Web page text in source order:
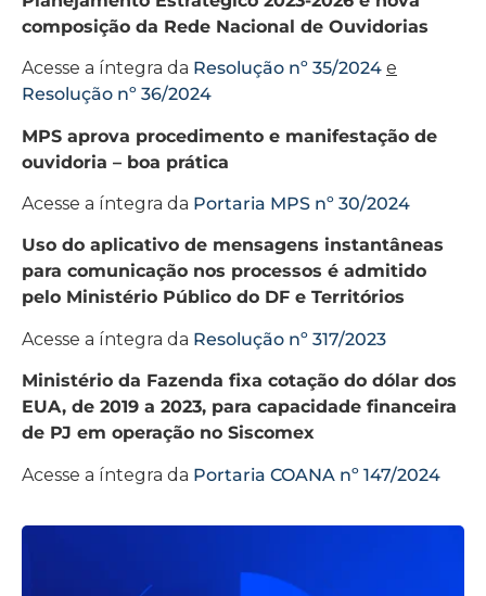
composição da Rede Nacional de Ouvidorias
Acesse a íntegra da Resolução nº 35/2024 e
Resolução nº 36/2024
MPS aprova procedimento e manifestação de
ouvidoria – boa prática
Acesse a íntegra da Portaria MPS nº 30/2024
Uso do aplicativo de mensagens instantâneas
para comunicação nos processos é admitido
pelo Ministério Público do DF e Territórios
Acesse a íntegra da Resolução nº 317/2023
Ministério da Fazenda fixa cotação do dólar dos
EUA, de 2019 a 2023, para capacidade financeira
de PJ em operação no Siscomex
Acesse a íntegra da Portaria COANA nº 147/2024